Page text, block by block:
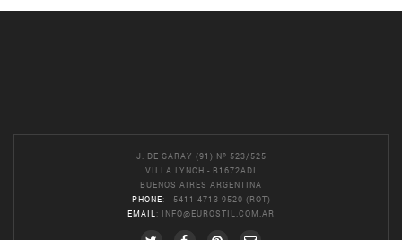
J. DE GARAY (91) Nº 523/525
VILLA LYNCH - B1672ADI
BUENOS AIRES ARGENTINA
PHONE: +5411 4713-9520 (ROT)
EMAIL : INFO@EUROSTIL.COM.AR